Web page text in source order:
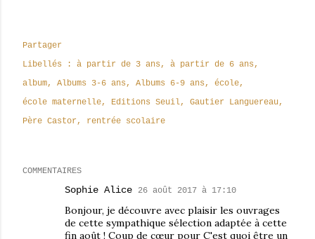
Partager
Libellés :
à partir de 3 ans
à partir de 6 ans
album
Albums 3-6 ans Albums 6-9 ans
école
école maternelle
Editions Seuil
Gautier Languereau
Père Castor
rentrée scolaire
COMMENTAIRES
Sophie Alice 26 août 2017 à 17:10
Bonjour, je découvre avec plaisir les ouvrages
de cette sympathique sélection adaptée à cette
fin août ! Coup de cœur pour C'est quoi être un